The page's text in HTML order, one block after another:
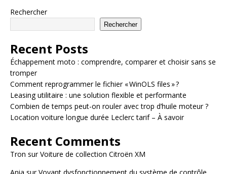
Rechercher
Rechercher
Recent Posts
Échappement moto : comprendre, comparer et choisir sans se
tromper
Comment reprogrammer le fichier « WinOLS files » ?
Leasing utilitaire : une solution flexible et performante
Combien de temps peut-on rouler avec trop d’huile moteur ?
Location voiture longue durée Leclerc tarif – À savoir
Recent Comments
Tron surVoiture de collection Citroën XM